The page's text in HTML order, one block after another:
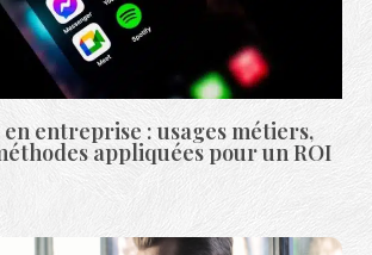
entreprise : usages métiers,
appliquées pour un ROI